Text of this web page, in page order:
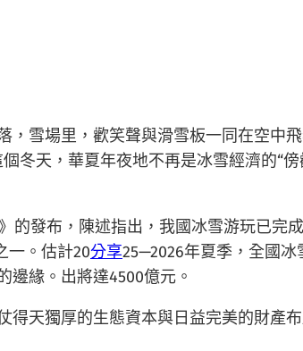
，雪場里，歡笑聲與滑雪板一同在空中
天，華夏年夜地不再是冰雪經濟的“
》的發布，陳述指出，我國冰雪游玩已完
一。估計20分享25—2026年夏季，全國
邊緣。出將達4500億元。
天獨厚的生態資本與日益完美的財產